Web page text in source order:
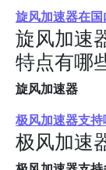
旋风加速器在
旋风加速
特点有哪
旋风加速器
极风加速器支
极风加速